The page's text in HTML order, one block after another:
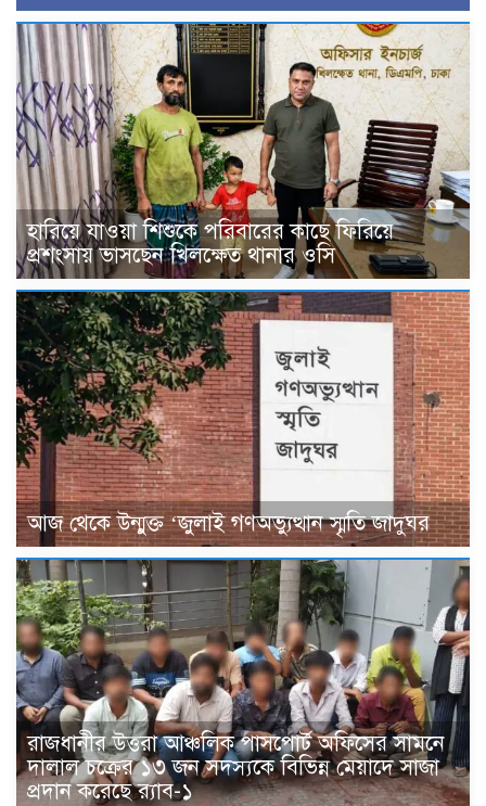
হারিয়ে যাওয়া শিশুকে পরিবারের কাছে ফিরিয়ে
প্রশংসায় ভাসছেন খিলক্ষেত থানার ওসি
আজ থেকে উন্মুক্ত ‘জুলাই গণঅভ্যুত্থান স্মৃতি জাদুঘর
রাজধানীর উত্তরা আঞ্চলিক পাসপোর্ট অফিসের সামনে
দালাল চক্রের ১৩ জন সদস্যকে বিভিন্ন মেয়াদে সাজা
প্রদান করেছে র‌্যাব-১